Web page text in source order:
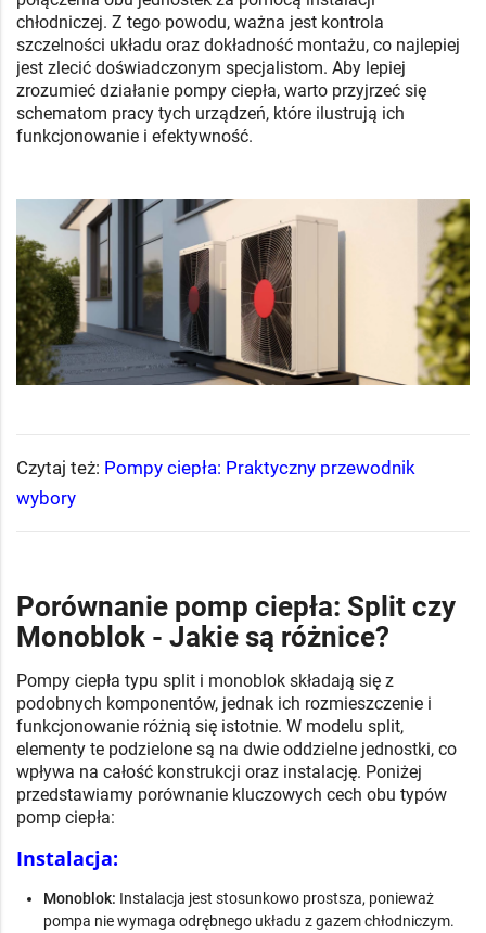
chłodniczej. Z tego powodu, ważna jest kontrola
szczelności układu oraz dokładność montażu, co najlepiej
jest zlecić doświadczonym specjalistom. Aby lepiej
zrozumieć działanie pompy ciepła, warto przyjrzeć się
schematom pracy tych urządzeń, które ilustrują ich
funkcjonowanie i efektywność.
Czytaj też: Pompy ciepła: Praktyczny przewodnik
wybory
Porównanie pomp ciepła: Split czy
Monoblok - Jakie są różnice?
Pompy ciepła typu split i monoblok składają się z
podobnych komponentów, jednak ich rozmieszczenie i
funkcjonowanie różnią się istotnie. W modelu split,
elementy te podzielone są na dwie oddzielne jednostki, co
wpływa na całość konstrukcji oraz instalację. Poniżej
przedstawiamy porównanie kluczowych cech obu typów
pomp ciepła:
Instalacja:
Monoblok: Instalacja jest stosunkowo prostsza, ponieważ
pompa nie wymaga odrębnego układu z gazem chłodniczym.